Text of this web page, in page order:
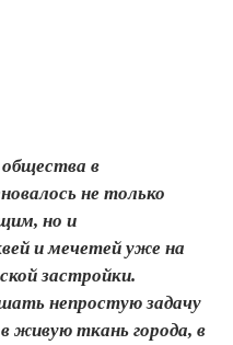
в
не только
но и
и мечетей уже на
застройки.
непростую задачу
живую ткань города, в